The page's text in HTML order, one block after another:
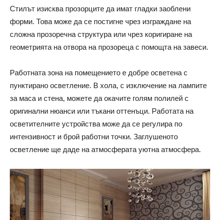
Стилът изисква прозорците да имат гладки заоблени
форми. Това може да се постигне чрез изграждане на
сложна прозоречна структура или чрез коригиране на
геометрията на отвора на прозореца с помощта на завеси.
Работната зона на помещението е добре осветена с
пунктирано осветление. В хола, с изключение на лампите
за маса и стена, можете да окачите голям полилей с
оригинални нюанси или тъкани оттенъци. Работата на
осветителните устройства може да се регулира по
интензивност и брой работни точки. Заглушеното
осветление ще даде на атмосферата уютна атмосфера.